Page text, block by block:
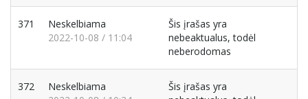
371
Neskelbiama
2022-10-08 / 11:04
Šis įrašas yra
nebeaktualus, todėl
neberodomas
372
Neskelbiama
Šis įrašas yra